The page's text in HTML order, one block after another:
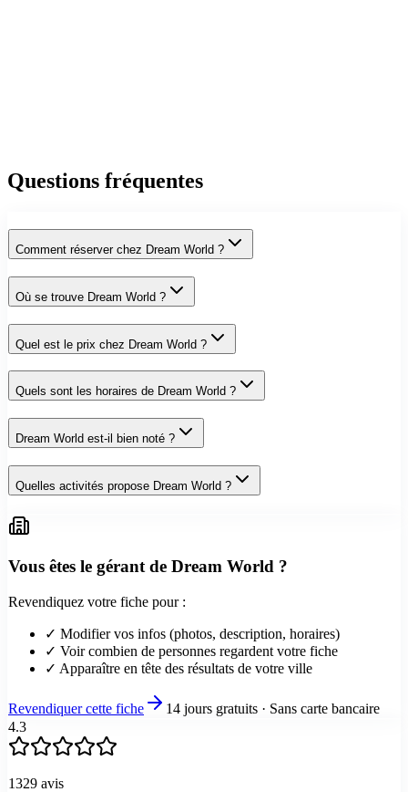
Questions fréquentes
Comment réserver chez Dream World ?
Où se trouve Dream World ?
Quel est le prix chez Dream World ?
Quels sont les horaires de Dream World ?
Dream World est-il bien noté ?
Quelles activités propose Dream World ?
Vous êtes le gérant de Dream World ?
Revendiquez votre fiche pour :
✓ Modifier vos infos (photos, description, horaires)
✓ Voir combien de personnes regardent votre fiche
✓ Apparaître en tête des résultats de votre ville
Revendiquer cette fiche
14 jours gratuits · Sans carte bancaire
4.3
1329 avis